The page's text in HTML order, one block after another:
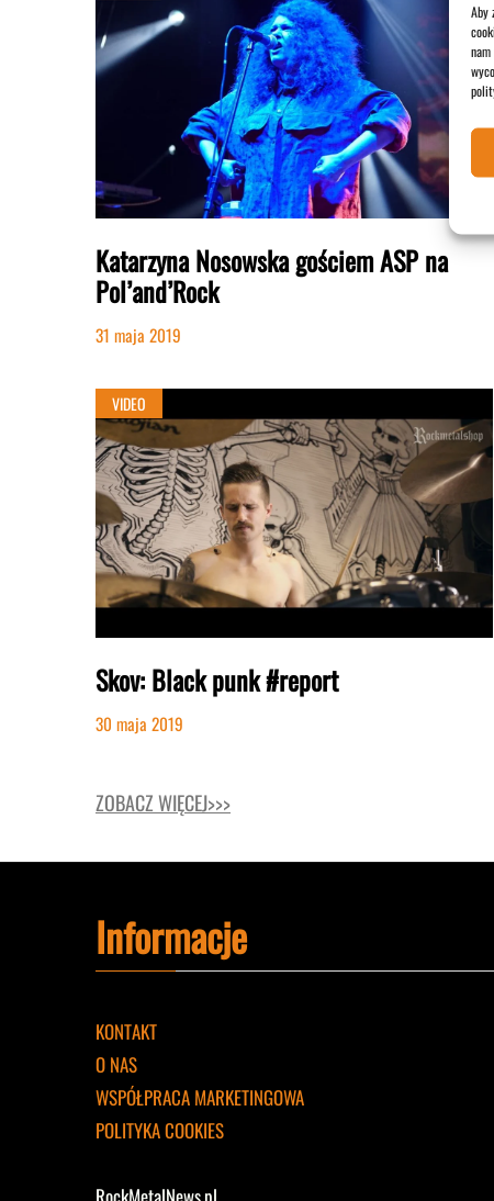
Aby
Katarzyna Nosowska gościem ASP na
Pol’and’Rock
31 maja 2019
VIDEO
Skov: Black punk #report
30 maja 2019
ZOBACZ WIĘCEJ>>>
Informacje
KONTAKT
O NAS
WSPÓŁPRACA MARKETINGOWA
POLITYKA COOKIES